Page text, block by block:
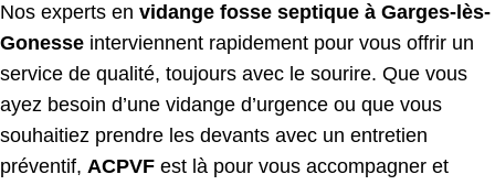
Nos experts en vidange fosse septique à Garges-l ès-
Gonesse interviennent rapidement pour vous offrir un
service de qualité, toujours avec le sourire. Que vous
ayez besoin d’une vidange d’urgence ou que vous
souhaitiez prendre les devants avec un entretien
préventif, ACPVF est là pour vous accompagner et